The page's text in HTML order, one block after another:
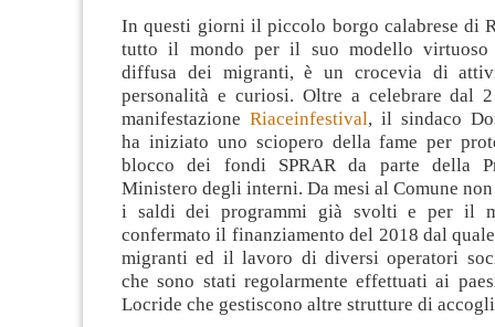
In questi giorni il piccolo borgo calabrese di
tutto il mondo per il suo modello virtuoso
diffusa dei migranti, è un crocevia di
personalità e curiosi. Oltre a celebrare dal
manifestazione Riaceinfestival, il sindaco
ha iniziato uno sciopero della fame per
blocco dei fondi SPRAR da parte della
Ministero degli interni. Da mesi al Comune
i saldi dei programmi già svolti e per il
confermato il finanziamento del 2018 dal
migranti ed il lavoro di diversi operatori
che sono stati regolarmente effettuati ai
Locride che gestiscono altre strutture di